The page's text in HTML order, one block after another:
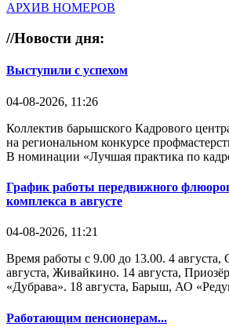
АРХИВ НОМЕРОВ
//Новости дня:
Выступили с успехом
04-08-2026, 11:26
Коллектив барышского Кадрового
на региональном конкурсе
В номинации «Лучшая практика по
График работы передвижного
комплекса в августе
04-08-2026, 11:21
Время работы с 9.00 до 13.00. 4 августа,
августа, Живайкино. 14 августа,
«Дубрава». 18 августа, Барыш, АО
Работающим пенсионерам...